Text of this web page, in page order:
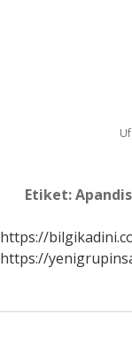
Etiket:
https://
https://